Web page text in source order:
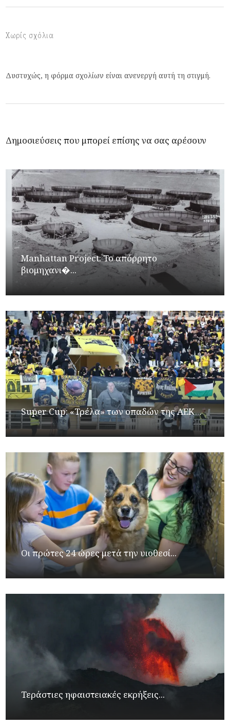
Χωρίς σχόλια
Δυστυχώς, η φόρμα σχολίων είναι ανενεργή αυτή τη στιγμή.
Δημοσιεύσεις που μπορεί επίσης να σας αρέσουν
Manhattan Project: Το απόρρητο
βιομηχανι�...
Super Cup: «Τρέλα» των οπαδών της ΑΕΚ...
Οι πρώτες 24 ώρες μετά την υιοθεσί...
Τεράστιες ηφαιστειακές εκρήξεις...